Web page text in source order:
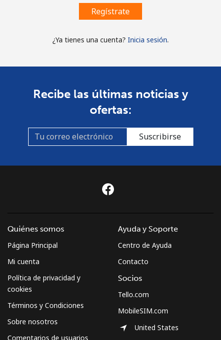
Regístrate
¿Ya tienes una cuenta? Inicia sesión.
Recibe las últimas noticias y
ofertas:
Suscribirse
Quiénes somos
Página Principal
Mi cuenta
Política de privacidad y
cookies
Términos y Condiciones
Sobre nosotros
Comentarios de usuarios
Ayuda y Soporte
Centro de Ayuda
Contacto
Socios
Tello.com
MobileSIM.com
United States